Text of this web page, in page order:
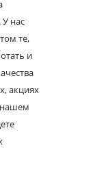
нас
те,
и
акциях
нашем